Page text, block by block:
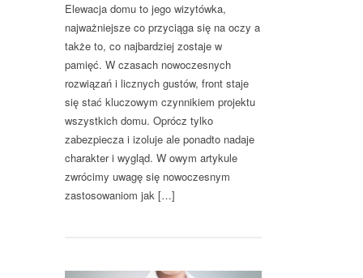
Elewacja domu to jego wizytówka,
najważniejsze co przyciąga się na oczy a
także to, co najbardziej zostaje w
pamięć. W czasach nowoczesnych
rozwiązań i licznych gustów, front staje
się stać kluczowym czynnikiem projektu
wszystkich domu. Oprócz tylko
zabezpiecza i izoluje ale ponadto nadaje
charakter i wygląd. W owym artykule
zwrócimy uwagę się nowoczesnym
zastosowaniom jak […]